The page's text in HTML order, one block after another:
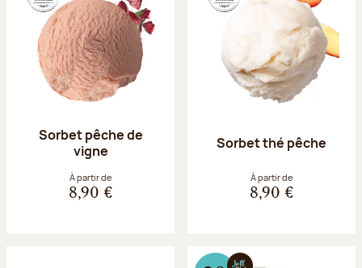
Sorbet pêche de
vigne
À partir de
8,90 €
Sorbet thé pêche
À partir de
8,90 €